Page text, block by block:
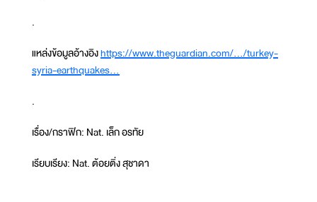
.
แหล่งข้อมูลอ้างอิงhttps://www.theguardian.com/.../turkey-
syria-earthquakes...
.
เรื่อง/กราฟิก: Nat. เล็ก อรทัย
เรียบเรียง: Nat. ต้อยติ่ง สุชาดา